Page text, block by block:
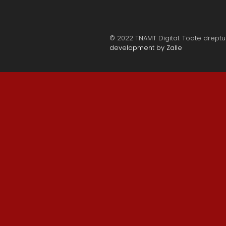
© 2022 TNAMT Digital. Toate
development by Zalle